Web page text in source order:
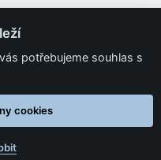
potřebujeme souhlas s
cookies